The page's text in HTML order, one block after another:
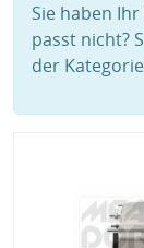
Sie haben
passt nicht?
der Kategorie